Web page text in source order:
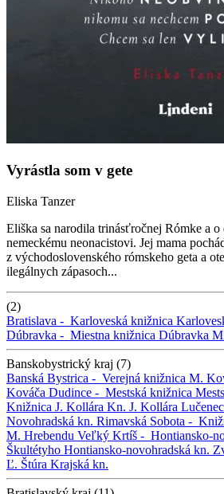
Vyrástla som v gete
Eliska Tanzer
Eliška sa narodila trinásťročnej Rómke a o
nemeckému neonacistovi. Jej mama
z východoslovenského rómskeho geta a
ilegálnych zápasoch...
(2)
Bratislava - Karloveská knižnica
Dúbravka - Miestna knižnica Dúbravka
Banskobystrický kraj (7)
Banská Bystrica - Verejná knižnica M.
Kováča Dudince - Mestská knižnica
Knižnica J. Kollára Kn. J. Kollára
Novohradská kn. Rimavská Sobota -
M. Hrebendu Veľký Krtíš - Hontiansko-
Škultétyho Hontiansko-novohradská kn.
Ľ. Štúra Krajská kn.